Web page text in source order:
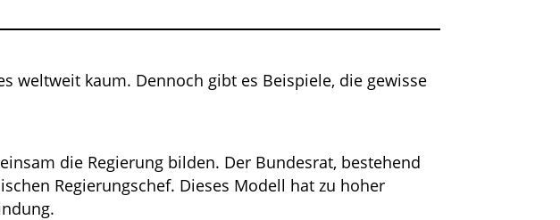
weltweit kaum. Dennoch gibt es Beispiele, die gewisse
die Regierung bilden. Der Bundesrat, bestehend
Regierungschef. Dieses Modell hat zu hoher